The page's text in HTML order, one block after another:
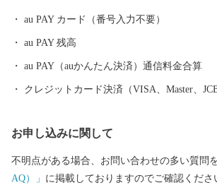
しの準備はもちろんのこと、今大会のみなら
人づくり、まちづくりを意識し、市民の英語
解・交流の促進などまちの国際化にも取り組
くお願いします。
au PAY カード（番号入力不要）
au PAY 残高
au PAY（auかんたん決済）通信料金合算
クレジットカード決済（VISA、Master、
お申し込みに関して
不明点がある場合、お問い合わせの多い質問
AQ）」 に掲載しておりますのでご確認くださ